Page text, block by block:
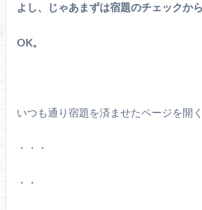
よし、じゃあまずは宿題のチェックから
OK。
いつも通り宿題を済ませたページを開
・・・
・・